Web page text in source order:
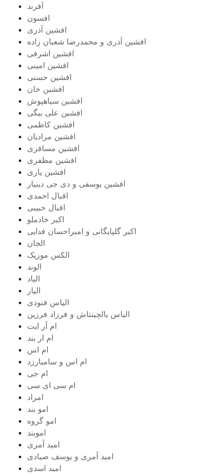
اَفرند
افسون
افشین آذری
افشین آذری و محمدرضا شعبان زاده
افشین اشرفی
افشین امینی
افشین حسنی
افشین خان
افشین سیاهپوش
افشین علی بیگی
افشین کاظمی
افشین مرادیان
افشین مسافری
افشین مظفری
افشین یاری
افشین یوسفی و دی جی دینیار
اقبال احمدی
اقبال حبیبی
اکبر خادملو
اکبر گلپایگانی و امیراحسان فدایی
الجان
الکس موزیک
الوند
الیاد
الیاز
الیاس فنودی
الیاس یالچینتاش و فرزاد فرزین
ام آر ایت
ام‌ ار بند
ام اس
ام اس و سامیارزد
ام جی
ام سی ای سی
امراد
امو بند
امو گروه
اموبند
امید آمری
امید آمری و یوسف صیادی
امید اسدی